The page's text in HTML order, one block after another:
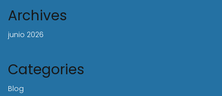
Archives
junio 2026
Categories
Blog